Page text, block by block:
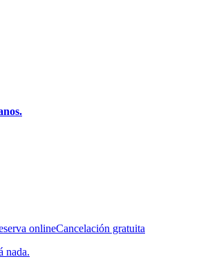
onlineCancelación gratuita
nada.